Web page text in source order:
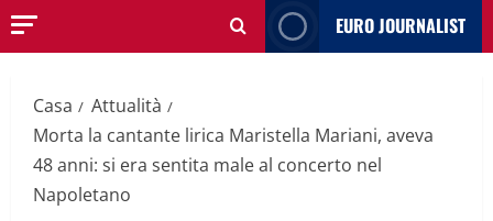
EURO JOURNALIST
Casa
Attualità
Morta la cantante lirica Maristella Mariani, aveva
48 anni: si era sentita male al concerto nel
Napoletano